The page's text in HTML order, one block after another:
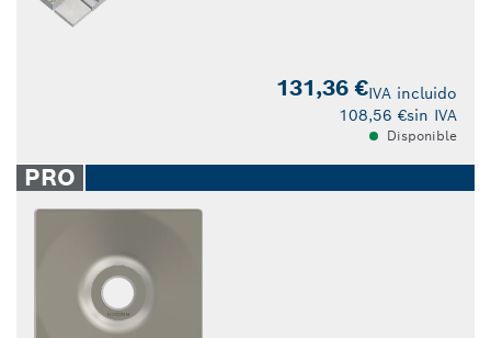
131,36 €IVA incluido
108,56 €sin IVA
Disponible
PRO